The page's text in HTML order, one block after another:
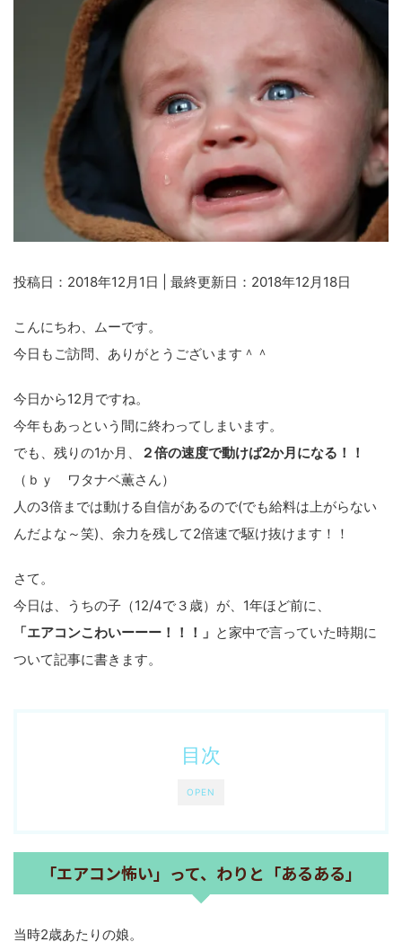
投稿日：2018年12月1日 | 最終更新日：2018年12月18日
こんにちわ、ムーです。
今日もご訪問、ありがとうございます＾＾
今日から12月ですね。
今年もあっという間に終わってしまいます。
でも、残りの1か月、
２倍の速度で動けば2か月になる！！
（ｂｙ ワタナベ薫さん）
人の3倍までは動ける自信があるので(でも給料は上がらない
んだよな～笑)、余力を残して2倍速で駆け抜けます！！
さて。
今日は、うちの子（12/4で３歳）が、1年ほど前に、
「エアコンこわいーーー！！！」 と家中で言っていた時期に
ついて記事に書きます。
OPEN
目次
「エアコン怖い」って、わりと「あるある」
当時2歳あたりの娘。